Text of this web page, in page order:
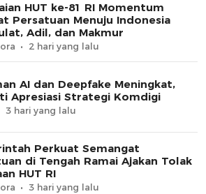
HUT ke-81 RI Momentum
Persatuan Menuju Indonesia
Adil, dan Makmur
2 hari yang lalu
AI dan Deepfake Meningkat,
Apresiasi Strategi Komdigi
3 hari yang lalu
Perkuat Semangat
di Tengah Ramai Ajakan Tolak
HUT RI
3 hari yang lalu